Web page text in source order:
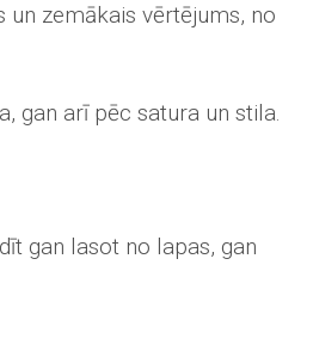
un zemākais vērtējums, no
gan arī pēc satura un stila.
gan lasot no lapas, gan